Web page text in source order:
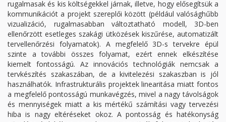
rugalmasak és kis költségekkel járnak, illetve, hogy elősegítsük a
kommunikációt a projekt szereplői között (például valósághűbb
vizualizáció, rugalmasabban változtatható modell, 3D-ben
ellenőrzött esetleges szakági ütközések kiszűrése, automatizált
tervellenőrzési folyamatok). A megfelelő 3D-s tervekre épül
szinte a további összes folyamat, ezért ennek elkészítése
kiemelt fontosságú. Az innovációs technológiák nemcsak a
tervkészítés szakaszában, de a kivitelezési szakaszban is jól
használhatók. Infrastrukturális projektek linearitása miatt fontos
a megfelelő pontosságú munkavégzés, mivel a nagy távolságok
és mennyiségek miatt a kis mértékű számítási vagy tervezési
hiba is nagy eltéréseket okoz. A pontosság és hatékonyság